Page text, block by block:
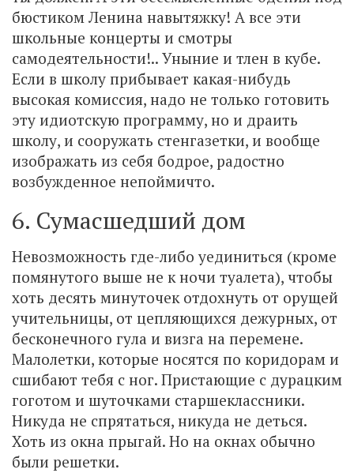
бюстиком Ленина навытяжку! А все эти
школьные концерты и смотры
самодеятельности!.. Уныние и тлен в кубе.
Если в школу прибывает какая-нибудь
высокая комиссия, надо не только готовить
эту идиотскую программу, но и драить
школу, и сооружать стенгазетки, и вообще
изображать из себя бодрое, радостно
возбужденное непоймичто.
6. Сумасшедший дом
Невозможность где-либо уединиться (кроме
помянутого выше не к ночи туалета), чтобы
хоть десять минуточек отдохнуть от орущей
учительницы, от цепляющихся дежурных, от
бесконечного гула и визга на перемене.
Малолетки, которые носятся по коридорам и
сшибают тебя с ног. Пристающие с дурацким
гоготом и шуточками старшеклассники.
Никуда не спрятаться, никуда не деться.
Хоть из окна прыгай. Но на окнах обычно
были решетки.